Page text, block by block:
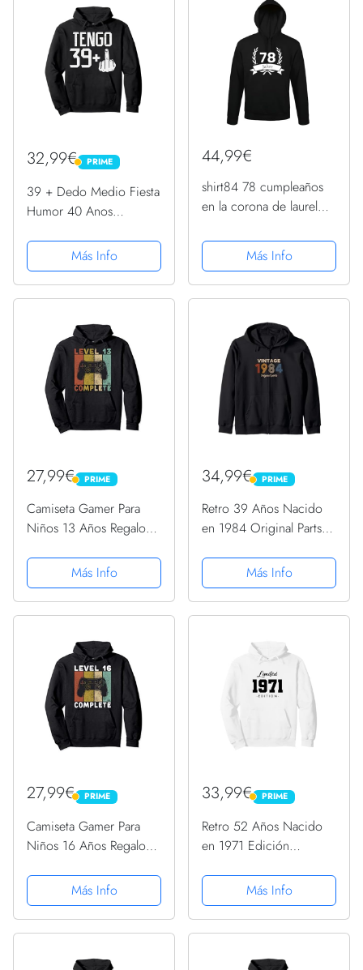
32,99€ PRIME
PRIME
39 + Dedo Medio Fiesta
Humor 40 Anos
Sudadera con Capucha
Más Info
44,99€
shirt84 78 cumpleaños
en la corona de laurel
Negro , XXXL
Más Info
27,99€ PRIME
PRIME
Camiseta Gamer Para
Niños 13 Años Regalo
Sudadera con Capucha
Más Info
34,99€ PRIME
PRIME
Retro 39 Años Nacido
en 1984 Original Parts
Sudadera con Capucha
Más Info
27,99€ PRIME
PRIME
Camiseta Gamer Para
Niños 16 Años Regalo
Sudadera con Capucha
Más Info
33,99€ PRIME
PRIME
Retro 52 Años Nacido
en 1971 Edición
Sudadera con Capucha
Más Info